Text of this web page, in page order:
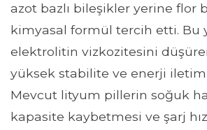
azot bazlı bileşikler yerine flor
kimyasal formül tercih etti. Bu
elektrolitin vizkozitesini
yüksek stabilite ve enerji iletimi
Mevcut lityum pillerin soğuk
kapasite kaybetmesi ve şarj